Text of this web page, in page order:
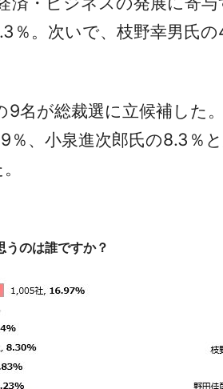
％。次いで、枝野幸男氏
名が総裁選に立候補した
、小泉進次郎氏の8.3％
うのは誰ですか？